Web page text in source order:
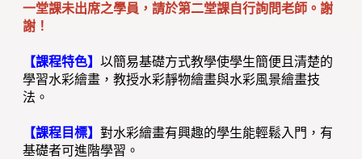
一堂課未出席之學員，請於第二堂課自行詢問老師。謝
謝！
【課程特色】以簡易基礎方式教學使學生簡便且清楚的
學習水彩繪畫，教授水彩靜物繪畫與水彩風景繪畫技
法。
【課程目標】對水彩繪畫有興趣的學生能輕鬆入門，有
基礎者可進階學習。